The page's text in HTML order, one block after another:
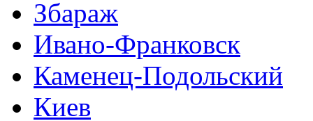
Збараж
Ивано-Франковск
Каменец-Подольский
Киев